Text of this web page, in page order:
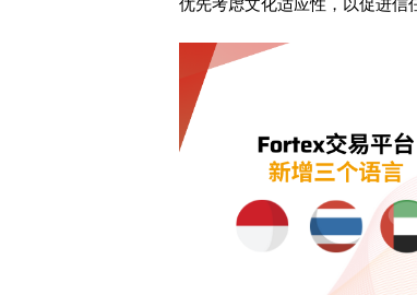
优先考虑文化适应性，以促进信